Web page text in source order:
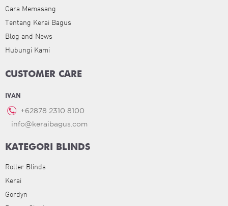
Cara Memasang
Tentang Kerai Bagus
Blog and News
Hubungi Kami
CUSTOMER CARE
IVAN
+62878 2310 8100
info@keraibagus.com
KATEGORI BLINDS
Roller Blinds
Kerai
Gordyn